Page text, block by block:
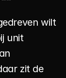
wilt
unit
zit de